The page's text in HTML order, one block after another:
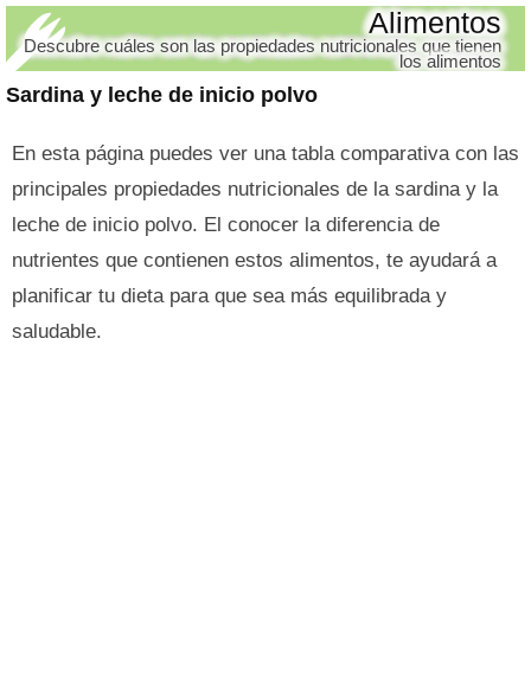
Sardina y leche de inicio polvo
Alimentos
Descubre cuáles son las propiedades nutricionales que tienen
los alimentos
En esta página puedes ver una tabla comparativa con las
principales propiedades nutricionales de la sardina y la
leche de inicio polvo. El conocer la diferencia de
nutrientes que contienen estos alimentos, te ayudará a
planificar tu dieta para que sea más equilibrada y
saludable.